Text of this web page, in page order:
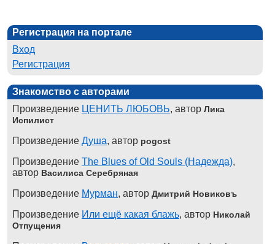
Регистрация на портале
Вход
Регистрация
Знакомство с авторами
Произведение ЦЕНИТЬ ЛЮБОВЬ, автор Лика
Испилист
Произведение Душа, автор pogost
Произведение The Blues of Old Souls (Надежда),
автор Василиса Серебряная
Произведение Мурман, автор Дмитрий Новиковъ
Произведение Или ещё какая блажь, автор Николай
Отпущения